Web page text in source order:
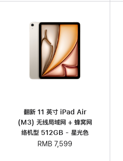
翻新 11 英寸 iPad Air
(M3) 无线局域网 + 蜂窝网
络机型 512GB - 星光色
RMB 7,599